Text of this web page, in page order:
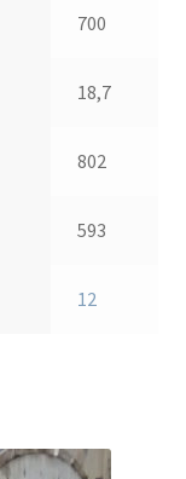
700
18,7
802
593
12